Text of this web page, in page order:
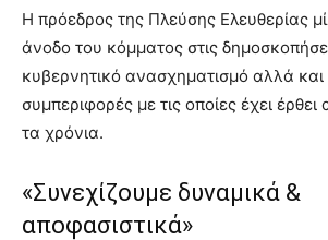
Η πρόεδρος της Πλεύσης Ελευθερίας
άνοδο του κόμματος στις
κυβερνητικό ανασχηματισμό αλλά και
συμπεριφορές με τις οποίες έχει
τα χρόνια.
«Συνεχίζουμε δυναμικά &
αποφασιστικά»